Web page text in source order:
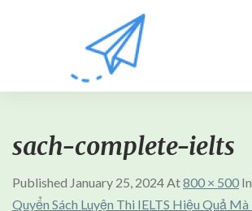
sach-complete-ielts
Published January 25, 2024At800 × 500 In
Quyển Sách Luyện Thi IELTS Hiệu Quả